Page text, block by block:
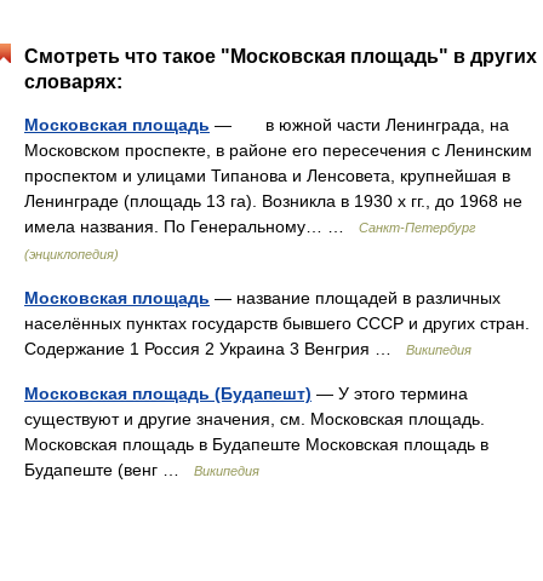
Смотреть что такое "Московская площадь" в других
словарях:
Московская площадь — в южной части Ленинграда, на
Московском проспекте, в районе его пересечения с Ленинским
проспектом и улицами Типанова и Ленсовета, крупнейшая в
Ленинграде (площадь 13 га). Возникла в 1930 х гг., до 1968 не
имела названия. По Генеральному… …
Санкт-Петербург
(энциклопедия)
Московская площадь — название площадей в различных
населённых пунктах государств бывшего СССР и других стран.
Содержание 1 Россия 2 Украина 3 Венгрия …
Википедия
Московская площадь (Будапешт) — У этого термина
существуют и другие значения, см. Московская площадь.
Московская площадь в Будапеште Московская площадь в
Будапеште (венг …
Википедия